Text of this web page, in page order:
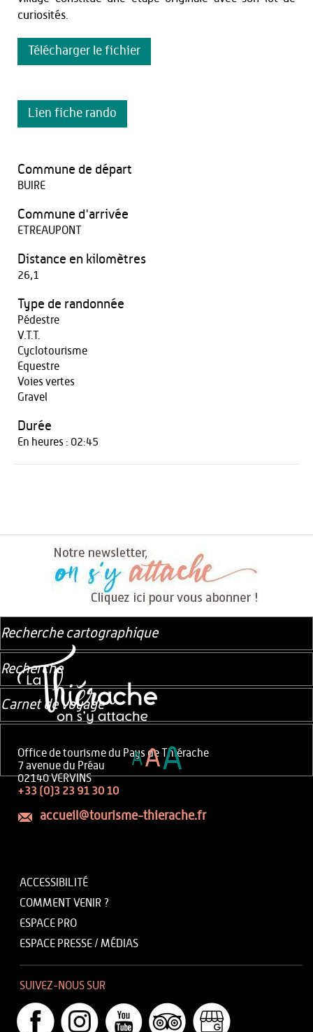
curiosités.
Télécharger le fichier
Lien fiche rando
Commune de départ
BUIRE
Commune d'arrivée
ETREAUPONT
Distance en kilomètres
26,1
Type de randonnée
Pédestre
V.T.T.
Cyclotourisme
Equestre
Voies vertes
Gravel
Durée
En heures : 02:45
Office de tourisme du Pays de Thiérache
7 avenue du Préau
02140 VERVINS
+33 (0)3 23 91 30 10
accueil@tourisme-thierache.fr
ACCESSIBILITÉ
COMMENT VENIR ?
ESPACE PRO
ESPACE PRESSE / MÉDIAS
SUIVEZ-NOUS SUR
Recherche cartographique
Recherche
Carnet de voyage
AAA